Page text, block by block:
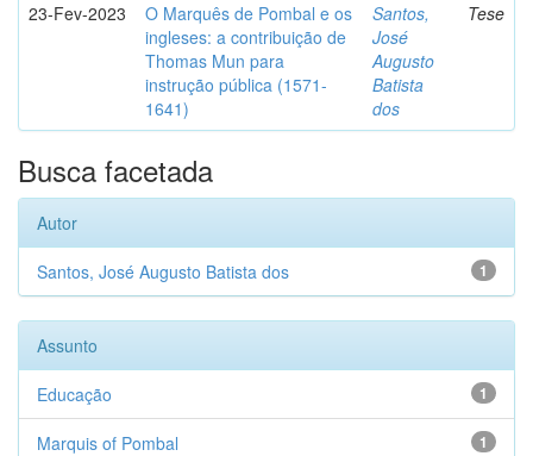
23-Fev-2023
O Marquês de Pombal e os
ingleses: a contribuição de
Thomas Mun para
instrução pública (1571-
1641)
Santos,
José
Augusto
Batista
dos
Tese
Busca facetada
Autor
1
Santos, José Augusto Batista dos
Assunto
1
Educação
1
Marquis of Pombal